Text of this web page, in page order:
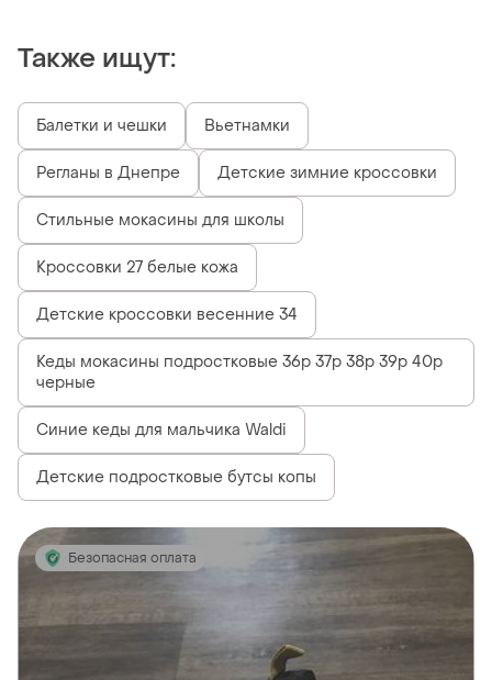
Также ищут:
Балетки и чешки Вьетнамки
Регланы в Днепре Детские зимние кроссовки
Стильные мокасины для школы
Кроссовки 27 белые кожа
Детские кроссовки весенние 34
Кеды мокасины подростковые 36р 37р 38р 39р 40р
черные
Синие кеды для мальчика Waldi
Детские подростковые бутсы копы
Безопасная оплата